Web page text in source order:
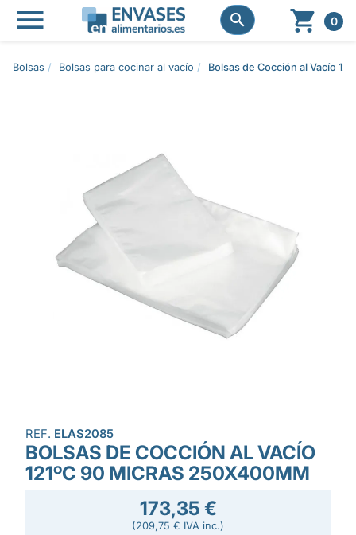
 
  0
Bolsas Bolsas para cocinar al vacío Bolsas de Cocción al Vacío
REF. ELAS2085
BOLSAS DE COCCIÓN AL VACÍO
121ºC 90 MICRAS 250X400MM
173,35 €
(209,75 € IVA inc.)